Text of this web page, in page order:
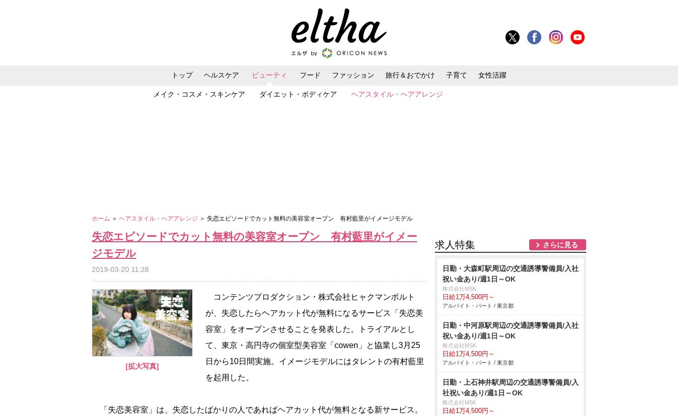
トップ ヘルスケア ビューティ
メイク・コスメ・スキンケア ダイエット・ボディケア ヘアスタイル・ヘアアレンジ
フード ファッション 旅行＆おでかけ 子育て 女性活躍
ホーム ＞ ヘアスタイル・ヘアアレンジ ＞ 失恋エピソードでカット無料の美容室オープン 有村藍里がイメージモデル
失恋エピソードでカット無料の美容室オープン 有村藍里がイメー
ジモデル
2019-03-20 11:28
[拡大写真]
コンテンツプロダクション・株式会社ヒャクマンボルト
が、失恋したらヘアカット代が無料になるサービス「失恋美
容室」をオープンさせることを発表した。トライアルとし
て、東京・高円寺の個室型美容室「cowen」と協業し3月25
日から10日間実施。イメージモデルにはタレントの有村藍里
を起用した。
「失恋美容室」は、失恋したばかりの人であればヘアカット代が無料となる新サービス。
求人特集 さらに見る
日勤・大森町駅周辺の交通誘導警備員/入社
祝い金あり/週1日～OK
株式会社MSK
日給1万4,500円～
アルバイト・パート / 東京都
日勤・中河原駅周辺の交通誘導警備員/入社
祝い金あり/週1日～OK
株式会社MSK
日給1万4,500円～
アルバイト・パート / 東京都
日勤・上石神井駅周辺の交通誘導警備員/入
社祝い金あり/週1日～OK
株式会社MSK
日給1万4,500円～